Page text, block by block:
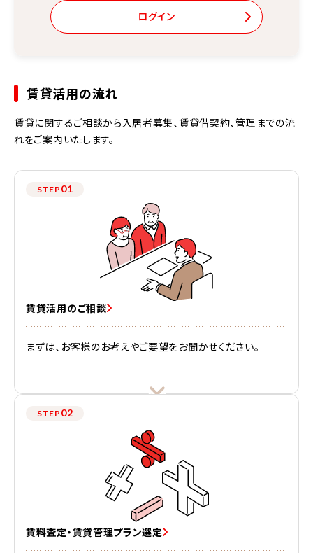
ログイン
賃貸活用の流れ
賃貸に関するご相談から入居者募集、賃貸借契約、管理までの流
れをご案内いたします。
STEP 01
賃貸活用のご相談
まずは、お客様のお考えやご要望をお聞かせください。
STEP 02
賃料査定・賃貸管理プラン選定